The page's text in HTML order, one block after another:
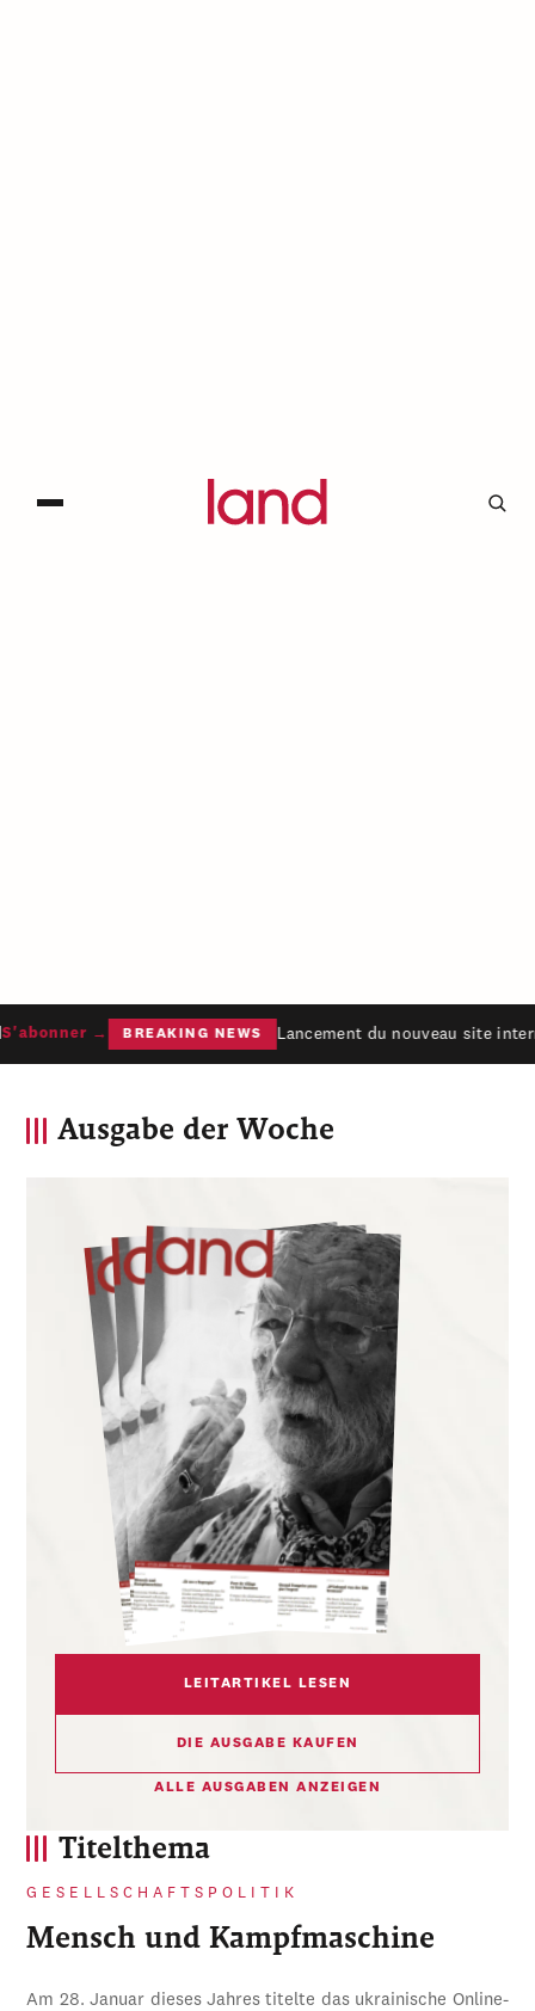
→ BREAKING NEWS Lancement du nouveau site
Titelthema
GESELLSCHAFTSPOLITIK
Mensch und Kampfmaschine
Am 28. Januar dieses Jahres titelte das ukrainische Online-
Ausgabe der Woche
LEITARTIKEL LESEN
DIE AUSGABE KAUFEN
ALLE AUSGABEN ANZEIGEN